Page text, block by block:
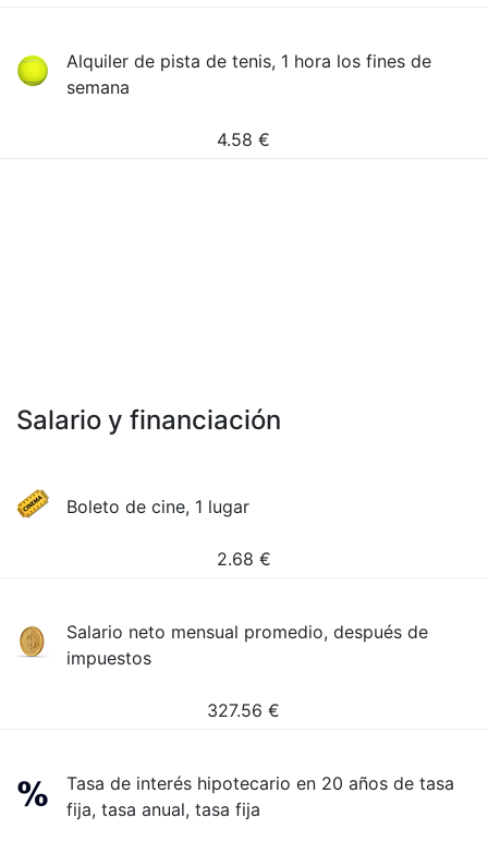
Alquiler de pista de tenis, 1 hora los fines de
semana
4.58 €
Salario y financiación
Boleto de cine, 1 lugar
2.68 €
Salario neto mensual promedio, después de
impuestos
327.56 €
Tasa de interés hipotecario en 20 años de tasa
fija, tasa anual, tasa fija